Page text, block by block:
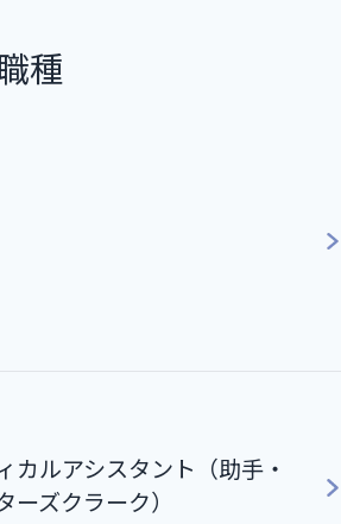
種
カルアシスタント（助手・
ーズクラーク）